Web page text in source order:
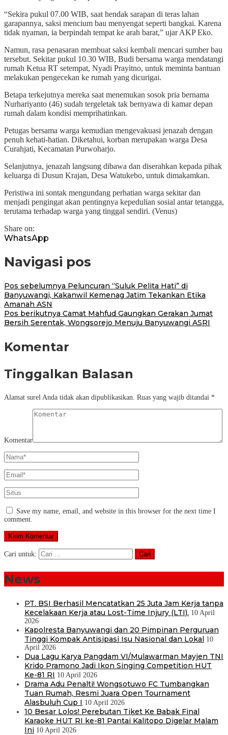
“Sekira pukul 07.00 WIB, saat hendak sarapan di teras lahan
garapannya, saksi mencium bau menyengat seperti bangkai. Karena
tidak nyaman, ia berpindah tempat ke arah barat,” ujar AKP Eko.
Namun, rasa penasaran membuat saksi kembali mencari sumber bau
tersebut. Sekitar pukul 10.30 WIB, Budi bersama warga mendatangi
rumah Ketua RT setempat, Nyadi Prayitno, untuk meminta bantuan
melakukan pengecekan ke rumah yang dicurigai.
Betapa terkejutnya mereka saat menemukan sosok pria bernama
Nurhariyanto (46) sudah tergeletak tak bernyawa di kamar depan
rumah dalam kondisi memprihatinkan.
Petugas bersama warga kemudian mengevakuasi jenazah dengan
penuh kehati-hatian. Diketahui, korban merupakan warga Desa
Curahjati, Kecamatan Purwoharjo.
Selanjutnya, jenazah langsung dibawa dan diserahkan kepada pihak
keluarga di Dusun Krajan, Desa Watukebo, untuk dimakamkan.
Peristiwa ini sontak mengundang perhatian warga sekitar dan
menjadi pengingat akan pentingnya kepedulian sosial antar tetangga,
terutama terhadap warga yang tinggal sendiri. (Venus)
Share on:
WhatsApp
Navigasi pos
Pos sebelumnya Peluncuran “Suluk Pelita Hati” di
Banyuwangi, Kakanwil Kemenag Jatim Tekankan Etika
Amanah ASN
Pos berikutnya Camat Mahfud Gaungkan Gerakan Jumat
Bersih Serentak, Wongsorejo Menuju Banyuwangi ASRI
Komentar
Tinggalkan Balasan
Alamat surel Anda tidak akan dipublikasikan. Ruas yang wajib ditandai *
Komentar
Save my name, email, and website in this browser for the next time I
comment.
Cari untuk:
News
PT. BSI Berhasil Mencatatkan 25 Juta Jam Kerja tanpa
Kecelakaan Kerja atau Lost-Time Injury (LTI). 10 April
2026
Kapolresta Banyuwangi dan 20 Pimpinan Perguruan
Tinggi Kompak Antisipasi Isu Nasional dan Lokal 10
April 2026
Dua Lagu Karya Pangdam VI/Mulawarman Mayjen TNI
Krido Pramono Jadi Ikon Singing Competition HUT
Ke-81 RI 10 April 2026
Drama Adu Penalti! Wongsotuwo FC Tumbangkan
Tuan Rumah, Resmi Juara Open Tournament
Alasbuluh Cup I 10 April 2026
10 Besar Lolos! Perebutan Tiket Ke Babak Final
Karaoke HUT RI ke-81 Pantai Kalitopo Digelar Malam
Ini 10 April 2026